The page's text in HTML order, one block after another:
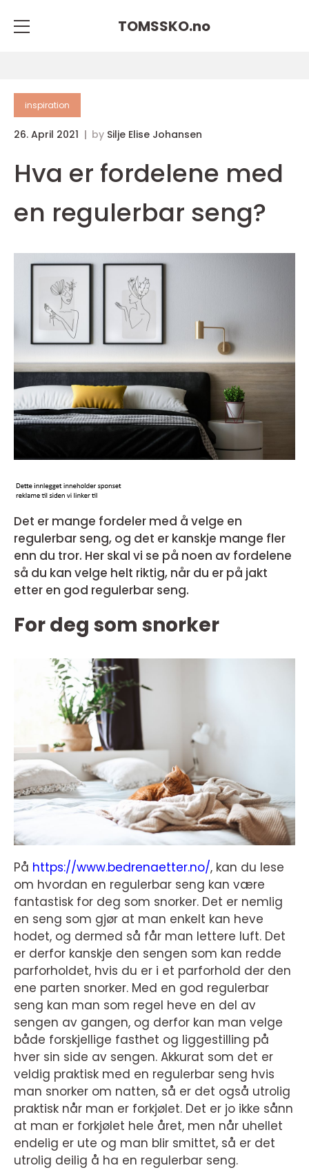
TOMSSKO.no
inspiration
26. April 2021 by Silje Elise Johansen
Hva er fordelene med
en regulerbar seng?
Det er mange fordeler med å velge en
regulerbar seng, og det er kanskje mange fler
enn du tror. Her skal vi se på noen av fordelene
så du kan velge helt riktig, når du er på jakt
etter en god regulerbar seng.
For deg som snorker
På https://www.bedrenaetter.no/, kan du lese
om hvordan en regulerbar seng kan være
fantastisk for deg som snorker. Det er nemlig
en seng som gjør at man enkelt kan heve
hodet, og dermed så får man lettere luft. Det
er derfor kanskje den sengen som kan redde
parforholdet, hvis du er i et parforhold der den
ene parten snorker. Med en god regulerbar
seng kan man som regel heve en del av
sengen av gangen, og derfor kan man velge
både forskjellige fasthet og liggestilling på
hver sin side av sengen. Akkurat som det er
veldig praktisk med en regulerbar seng hvis
man snorker om natten, så er det også utrolig
praktisk når man er forkjølet. Det er jo ikke sånn
at man er forkjølet hele året, men når uhellet
endelig er ute og man blir smittet, så er det
utrolig deilig å ha en regulerbar seng.